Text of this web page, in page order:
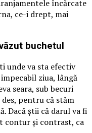
încărcate
ce-i drept, mai
buchetul
unde va sta efectiv
ziua, lângă
seara, sub becuri
pentru că stăm
Dacă știi că darul va fi
contur și contrast, ca